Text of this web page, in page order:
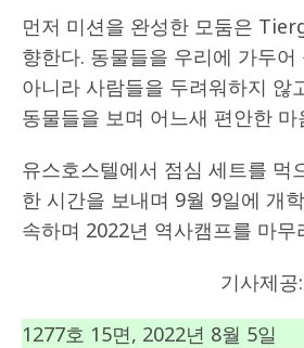
먼저 미션을 완성한 모둠은
향한다. 동물들을 우리에 가두어
아니라 사람들을 두려워하지 않
동물들을 보며 어느새 편안한 마
유스호스텔에서 점심 세트를 먹
한 시간을 보내며 9월 9일에 개
속하며 2022년 역사캠프를 마무
기사제공
1277호 15면, 2022년 8월 5일